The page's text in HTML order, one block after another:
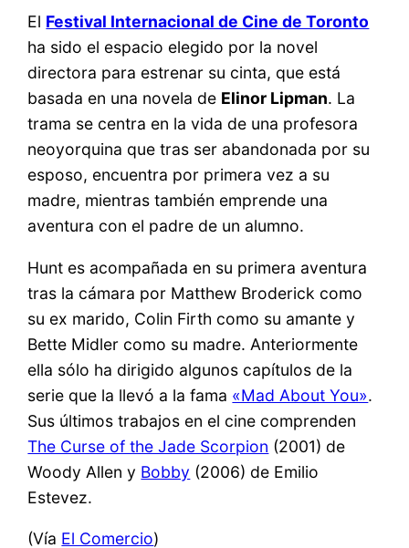
El Festival Internacional de Cine de Toronto
ha sido el espacio elegido por la novel
directora para estrenar su cinta, que está
basada en una novela de Elinor Lipman. La
trama se centra en la vida de una profesora
neoyorquina que tras ser abandonada por su
esposo, encuentra por primera vez a su
madre, mientras también emprende una
aventura con el padre de un alumno.
Hunt es acompañada en su primera aventura
tras la cámara por Matthew Broderick como
su ex marido, Colin Firth como su amante y
Bette Midler como su madre. Anteriormente
ella sólo ha dirigido algunos capítulos de la
serie que la llevó a la fama «Mad About You».
Sus últimos trabajos en el cine comprenden
The Curse of the Jade Scorpion (2001) de
Woody Allen y Bobby (2006) de Emilio
Estevez.
(Vía El Comercio)